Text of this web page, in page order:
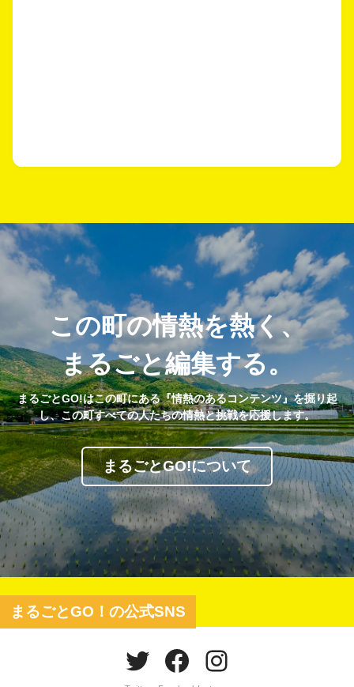
この町の情熱を熱く、
まるごと編集する。
まるごとGO!はこの町にある『情熱のあるコンテンツ』を掘り起
し、この町すべての人たちの情熱と挑戦を応援します。
まるごとGO!について
まるごとGO！の公式SNS